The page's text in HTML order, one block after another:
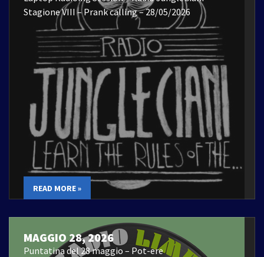
Stagione VIII – Prank calling – 28/05/2026
READ MORE »
MAGGIO 28, 2026
Puntatina del 28 maggio – Pot-ere